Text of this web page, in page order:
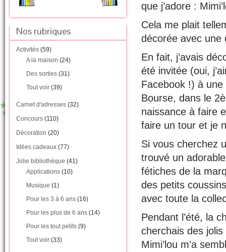
Nos rubriques
Activités (59)
A la maison (24)
Des sorties (31)
Tout voir (39)
Carnet d'adresses (32)
Concours (110)
Décoration (20)
Idées cadeaux (77)
Jolie bibliothèque (41)
Applications (10)
Musique (1)
Pour les 3 à 6 ans (16)
Pour les plus de 6 ans (14)
Pour les tout petits (9)
Tout voir (33)
que j’adore :
Cela me plait
décorée avec une
En fait, j’avais
été invitée (oui,
Facebook !) à
Bourse, dans le
naissance à faire
faire un tour et je
Si vous cherchez
trouvé un
fétiches de la
des petits
avec toute la
Pendant l’été, la
cherchais des
Mimi’lou m’a